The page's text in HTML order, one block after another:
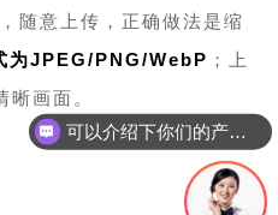
随意上传，正确做法是缩
为JPEG/PNG/WebP ；上
晰画面。
可以介绍下你们的产品么